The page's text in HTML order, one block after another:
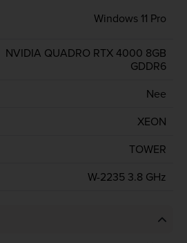
Windows 11 Pro
NVIDIA QUADRO RTX 4000 8GB
GDDR6
Nee
XEON
TOWER
W-2235 3.8 GHz